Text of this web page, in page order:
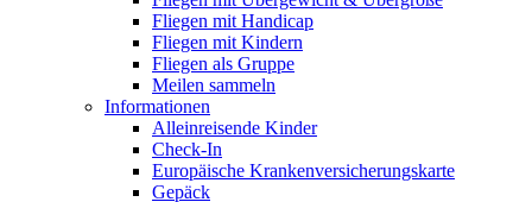
Fliegen mit Handicap
Fliegen mit Kindern
Fliegen als Gruppe
Meilen sammeln
Informationen
Alleinreisende Kinder
Check-In
Europäische Krankenversicherungskarte
Gepäck